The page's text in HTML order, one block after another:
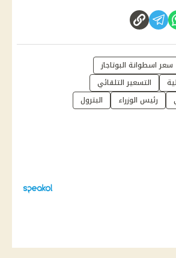
سعر اسطوانة البوتاجاز
التسعير التلقائي
رئيس الوزراء
البترول